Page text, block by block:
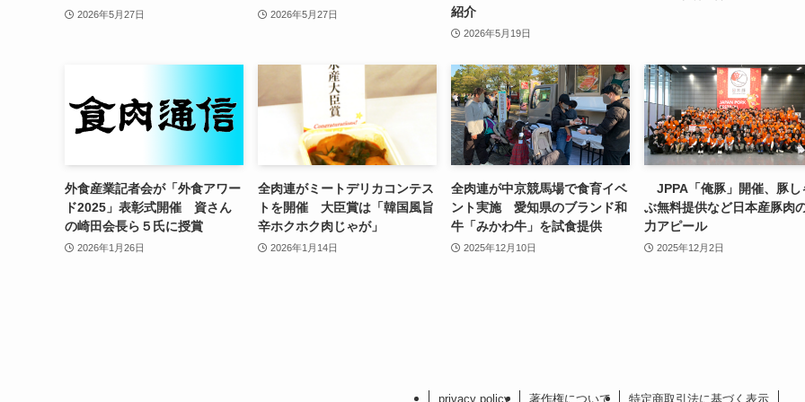
2026年5月27日 2026年5月27日
紹介
2026年5月19日
外食産業記者会が「外食アワー
ド2025」表彰式開催 資さん
の崎田会長ら５氏に授賞
2026年1月26日
全肉連がミートデリカコンテス
トを開催 大臣賞は「韓国風旨
辛ホクホク肉じゃが」
2026年1月14日
全肉連が中京競馬場で食育イベ
ント実施 愛知県のブランド和
牛「みかわ牛」を試食提供
2025年12月10日
JPPA「俺豚」開催、豚し
ぶ無料提供など日本産豚肉
力アピール
2025年12月2日
privacy policy 著作権について 特定商取引法に基づく表示